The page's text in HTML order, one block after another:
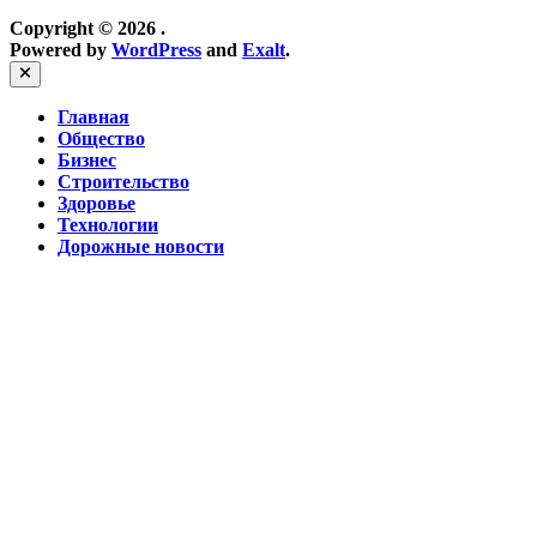
Copyright © 2026 .
Powered by WordPress and Exalt.
Close
Главная
Общество
Бизнес
Строительство
Здоровье
Технологии
Дорожные новости